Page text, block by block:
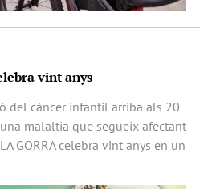
vint anys
del càncer infantil arriba als 20
malaltia que segueix afectant
GORRA celebra vint anys en un